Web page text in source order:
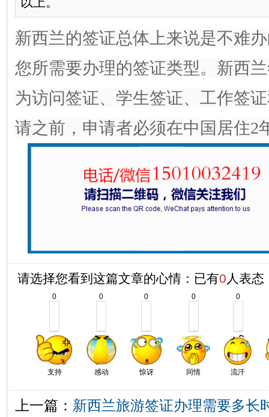
新西兰的签证总体上来说是不难
您所需要办理的签证类型。新西
为访问签证、学生签证、工作签
请之前，申请者必须在中国居住2
请选择您看到这篇文章的心情：已有0 人表态
0
支持
0
感动
0
惊讶
0
同情
0
流汗
上一篇： 新西兰旅游签证办理需要多长